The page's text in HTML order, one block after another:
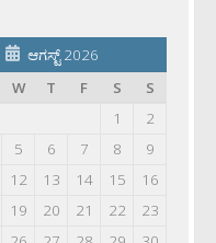
ಆಗಸ್ಟ್ 2026
W T F S
S
1
2
5 6 7 8
9
12 13 14 15
16
19 20 21 22
23